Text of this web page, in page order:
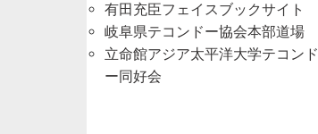
有田充臣フェイスブックサイト
岐阜県テコンドー協会本部道場
立命館アジア太平洋大学テコンド
ー同好会